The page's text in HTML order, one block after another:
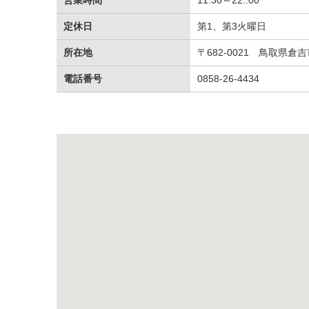
定休日 第1、第3火曜日
所在地 〒682-0021 鳥取県倉吉
電話番号 0858-26-4434